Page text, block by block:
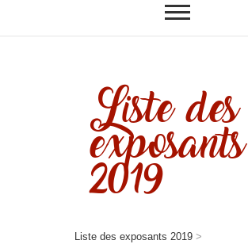
Liste des
exposants
2019
Liste des exposants 2019 >